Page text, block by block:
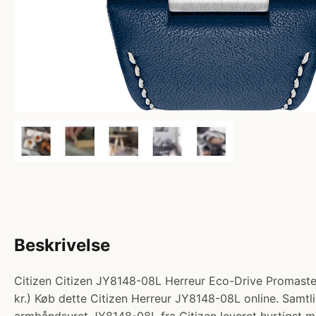
Beskrivelse
Citizen Citizen JY8148-08L Herreur Eco-Drive
kr.) Køb dette Citizen Herreur JY8148-08L online.